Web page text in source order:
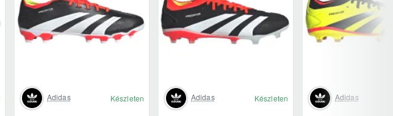
Adidas Készleten Adidas Készleten Adidas